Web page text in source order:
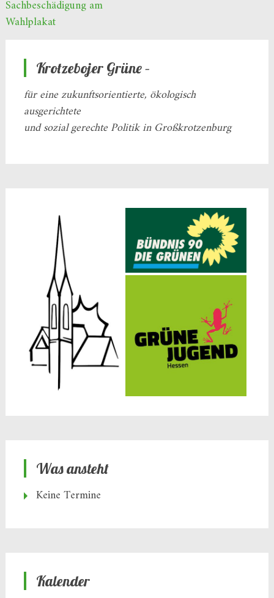
Sachbeschädigung am
Wahlplakat
Krotzebojer Grüne –
für eine zukunftsorientierte, ökologisch
ausgerichtete
und sozial gerechte Politik in Großkrotzenburg
Was ansteht
Keine Termine
Kalender